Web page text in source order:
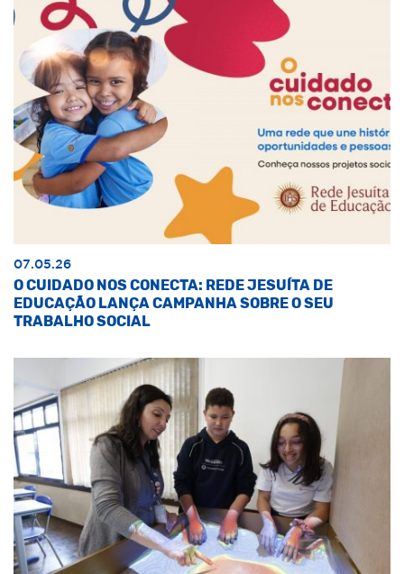
07.05.26
O CUIDADO NOS CONECTA: REDE JESUÍTA DE
EDUCAÇÃO LANÇA CAMPANHA SOBRE O SEU
TRABALHO SOCIAL